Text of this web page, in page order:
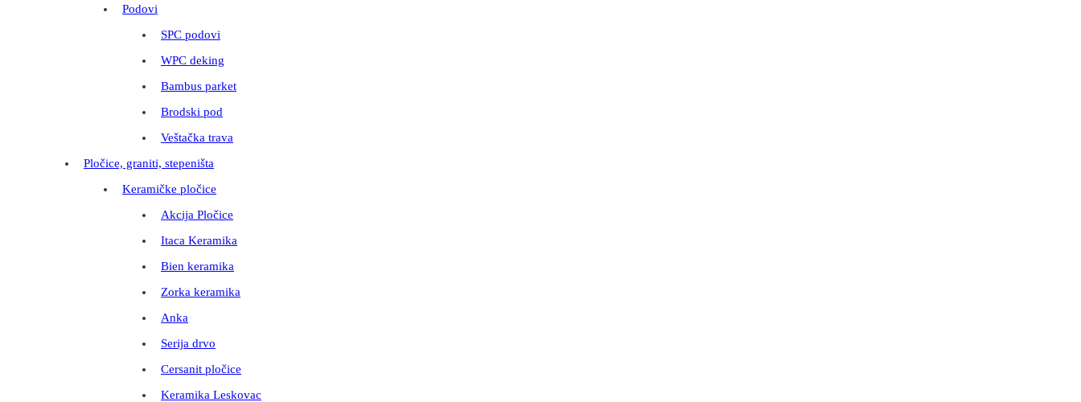
Podovi
SPC podovi
WPC deking
Bambus parket
Brodski pod
Veštačka trava
Pločice, graniti, stepeništa
Keramičke pločice
Akcija Pločice
Itaca Keramika
Bien keramika
Zorka keramika
Anka
Serija drvo
Cersanit pločice
Keramika Leskovac